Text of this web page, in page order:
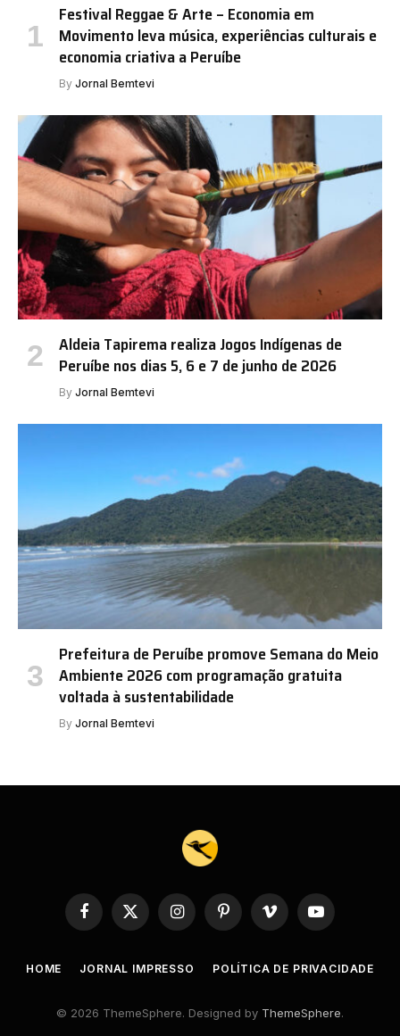
Festival Reggae & Arte – Economia em
Movimento leva música, experiências culturais e
economia criativa a Peruíbe
By Jornal Bemtevi
Aldeia Tapirema realiza Jogos Indígenas de
Peruíbe nos dias 5, 6 e 7 de junho de 2026
By Jornal Bemtevi
Prefeitura de Peruíbe promove Semana do Meio
Ambiente 2026 com programação gratuita
voltada à sustentabilidade
By Jornal Bemtevi
Facebook
X
(Twitter)
InstagramPinterestVimeo YouTube
HOME JORNAL IMPRESSO POLÍTICA DE PRIVACIDADE
© 2026 ThemeSphere. Designed by ThemeSphere.